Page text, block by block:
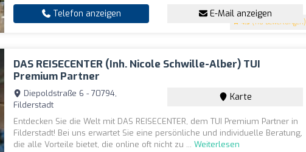
4.5 (118 Bewertungen)
Telefon anzeigen E-Mail anzeigen
DAS REISECENTER (Inh. Nicole Schwille-Alber) TUI
Premium Partner
Diepoldstraße 6 - 70794,
Filderstadt
Karte
Entdecken Sie die Welt mit DAS REISECENTER, dem TUI Premium Partner in
Filderstadt! Bei uns erwartet Sie eine persönliche und individuelle Beratung,
die alle Vorteile bietet, die online oft nicht zu ...Weiterlesen